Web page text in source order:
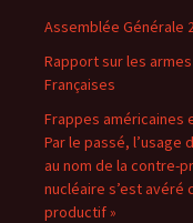
Assemblée Générale
Rapport sur les
Françaises
Frappes américaines
Par le passé, l’usage
au nom de la contre-
nucléaire s’est avéré
productif »